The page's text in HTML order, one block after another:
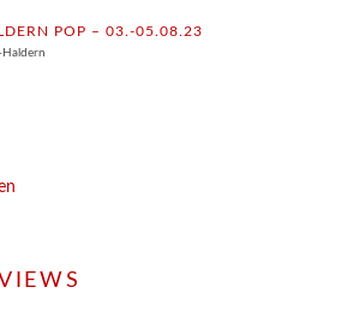
POP – 03.-05.08.23
Haldern